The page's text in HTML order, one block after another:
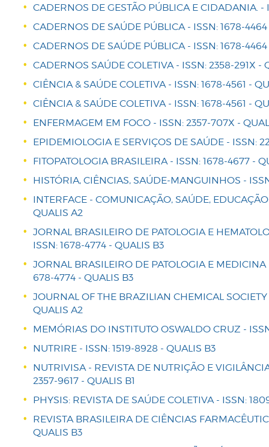
CADERNOS DE GESTÃO PÚBLICA E CIDADANIA. -
CADERNOS DE SAÚDE PÚBLICA - ISSN: 1678-4464
CADERNOS DE SAÚDE PÚBLICA - ISSN: 1678-4464
CADERNOS SAÚDE COLETIVA - ISSN: 2358-291X -
CIÊNCIA & SAÚDE COLETIVA - ISSN: 1678-4561 -
CIÊNCIA & SAÚDE COLETIVA - ISSN: 1678-4561 -
ENFERMAGEM EM FOCO - ISSN: 2357-707X -
EPIDEMIOLOGIA E SERVIÇOS DE SAÚDE - ISSN:
FITOPATOLOGIA BRASILEIRA - ISSN: 1678-4677 -
HISTÓRIA, CIÊNCIAS, SAÚDE-MANGUINHOS -
INTERFACE - COMUNICAÇÃO, SAÚDE,
QUALIS A2
JORNAL BRASILEIRO DE PATOLOGIA E
ISSN: 1678-4774 - QUALIS B3
JORNAL BRASILEIRO DE PATOLOGIA E MEDICINA
678-4774 - QUALIS B3
JOURNAL OF THE BRAZILIAN CHEMICAL
QUALIS A2
MEMÓRIAS DO INSTITUTO OSWALDO CRUZ -
NUTRIRE - ISSN: 1519-8928 - QUALIS B3
NUTRIVISA - REVISTA DE NUTRIÇÃO E
2357-9617 - QUALIS B1
PHYSIS: REVISTA DE SAÚDE COLETIVA - ISSN:
REVISTA BRASILEIRA DE CIÊNCIAS
QUALIS B3